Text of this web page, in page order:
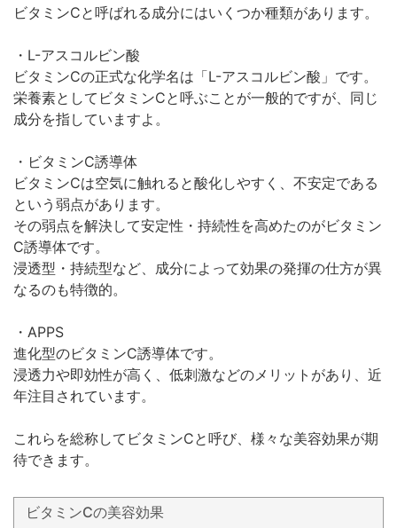
ビタミンCと呼ばれる成分にはいくつか種類があります。
・L-アスコルビン酸
ビタミンCの正式な化学名は「L-アスコルビン酸」です。
栄養素としてビタミンCと呼ぶことが一般的ですが、同じ
成分を指していますよ。
・ビタミンC誘導体
ビタミンCは空気に触れると酸化しやすく、不安定である
という弱点があります。
その弱点を解決して安定性・持続性を高めたのがビタミン
C誘導体です。
浸透型・持続型など、成分によって効果の発揮の仕方が異
なるのも特徴的。
・APPS
進化型のビタミンC誘導体です。
浸透力や即効性が高く、低刺激などのメリットがあり、近
年注目されています。
これらを総称してビタミンCと呼び、様々な美容効果が期
待できます。
ビタミンCの美容効果